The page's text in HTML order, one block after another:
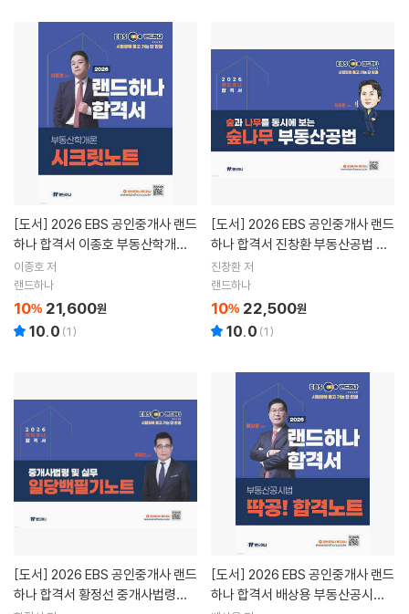
[도서]
하나 합격서 이종호 부동산학개론
시크릿 노트
이종호 저
랜드하나
10% 21,600원
10.0 (1)
[도서]
하나 합격서 진창환 부동산공법 숲
나무부동산공법
진창환 저
랜드하나
10% 22,500원
10.0 (1)
[도서]
하나 합격서 황정선 중개사법령및
[도서]
하나 합격서 배상용 부동산공시법